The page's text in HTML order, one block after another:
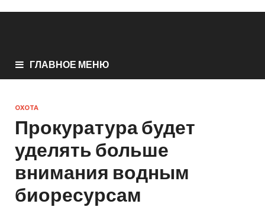
ГЛАВНОЕ МЕНЮ
ОХОТА
Прокуратура будет
уделять больше
внимания водным
биоресурсам